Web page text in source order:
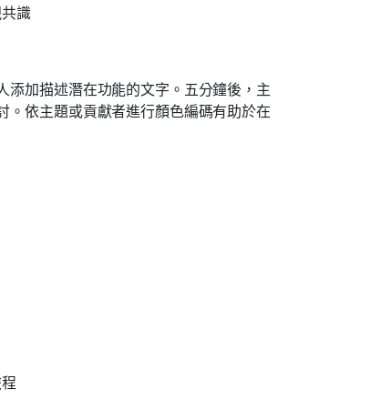
識
加描述潛在功能的文字。五分鐘後，主
依主題或貢獻者進行顏色編碼有助於在